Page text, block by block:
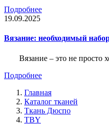
Подробнее
19.09.2025
Вязание: необходимый
Вязание – это не просто
Подробнее
Главная
Каталог тканей
Ткань Дюспо
TBY